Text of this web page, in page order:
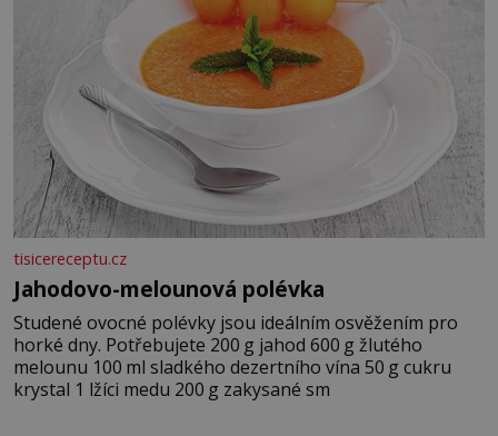
tisicereceptu.cz
Jahodovo-melounová polévka
Studené ovocné polévky jsou ideálním osvěžením pro
horké dny. Potřebujete 200 g jahod 600 g žlutého
melounu 100 ml sladkého dezertního vína 50 g cukru
krystal 1 lžíci medu 200 g zakysané sm